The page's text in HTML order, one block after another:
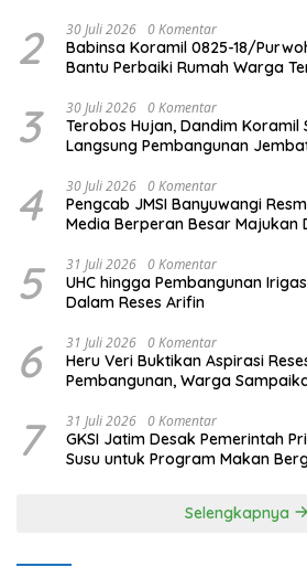
2 30 Juli 2026 0 Komentar
Babinsa Koramil 0825-18/
Bantu Perbaiki Rumah Warga
3 30 Juli 2026 0 Komentar
Terobos Hujan, Dandim Koramil
Langsung Pembangunan
4 30 Juli 2026 0 Komentar
Pengcab JMSI Banyuwangi
Media Berperan Besar Majukan
5 31 Juli 2026 0 Komentar
UHC hingga Pembangunan
Dalam Reses Arifin
6 31 Juli 2026 0 Komentar
Heru Veri Buktikan Aspirasi
Pembangunan, Warga
7 31 Juli 2026 0 Komentar
GKSI Jatim Desak Pemerintah
Susu untuk Program Makan
Selengkapnya